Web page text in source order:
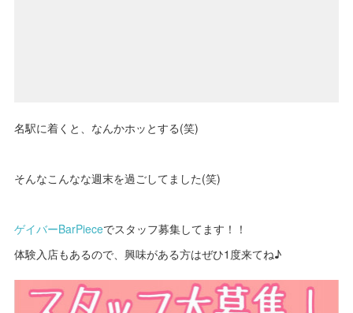
名駅に着くと、なんかホッとする(笑)
そんなこんなな週末を過ごしてました(笑)
ゲイバーBarPieceでスタッフ募集してます！！
体験入店もあるので、興味がある方はぜひ1度来てね♪